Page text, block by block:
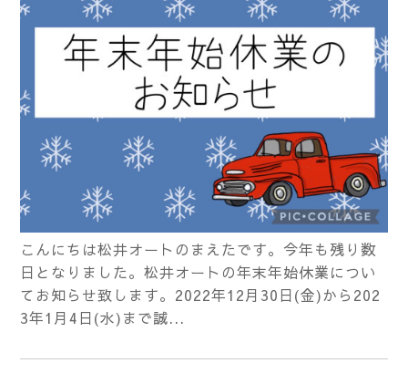
こんにちは松井オートのまえたです。今年も残り数
日となりました。松井オートの年末年始休業につい
てお知らせ致します。2022年12月30日(金)から202
3年1月4日(水)まで誠...